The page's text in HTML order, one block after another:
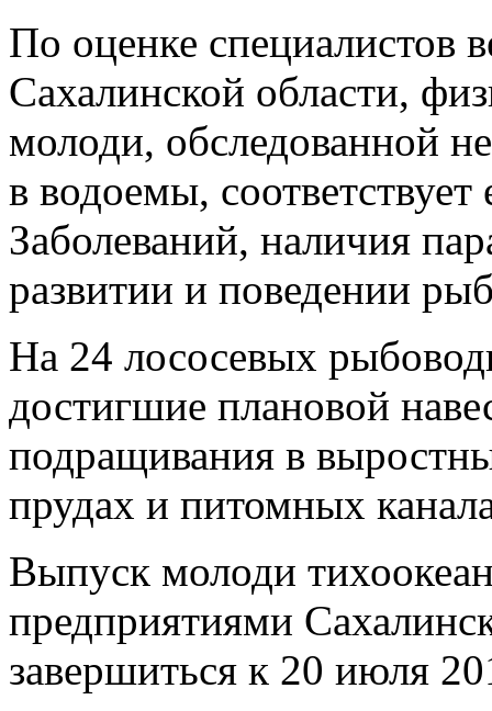
По оценке специалистов
Сахалинской области,
молоди, обследованной
в водоемы, соответствует
Заболеваний, наличия
развитии и поведении
На 24 лососевых
достигшие плановой
подращивания в
прудах и питомных
Выпуск молоди
предприятиями
завершиться к 20 июля